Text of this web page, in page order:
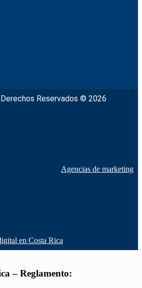
Reservados © 2026
Agencias de marketing
en Costa Rica
– Reglamento: